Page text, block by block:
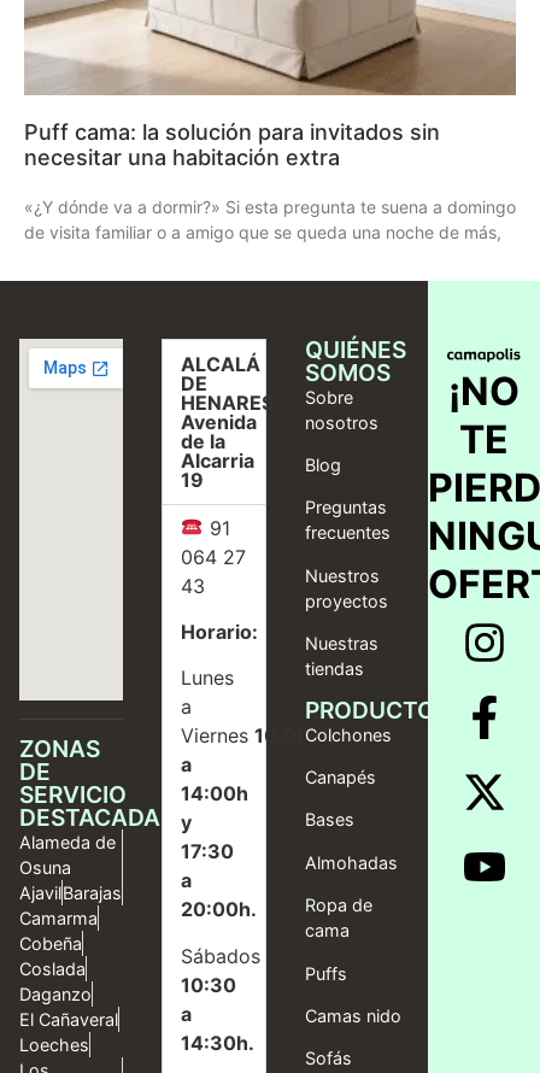
Puff cama: la solución para invitados sin
necesitar una habitación extra
«¿Y dónde va a dormir?» Si esta pregunta te suena a domingo
de visita familiar o a amigo que se queda una noche de más,
ZONAS
DE
SERVICIO
DESTACADAS
Alameda de
Osuna
AjavilBarajas
Camarma
Cobeña
Coslada
Daganzo
El Cañaveral
Loeches
ALCALÁ
DE
HENARES,
Avenida
de la
Alcarria
19
91
064 27
43
Horario:
Lunes
a
Viernes10:00
a
14:00h
y
17:30
a
20:00h.
Sábados
10:30
a
14:30h.
QUIÉNES
SOMOS
Sobre
nosotros
Blog
Preguntas
frecuentes
Nuestros
proyectos
Nuestras
tiendas
PRODUCTOS
Colchones
Canapés
Bases
Almohadas
Ropa de
cama
Puffs
Camas nido
Sofás
¡NO
TE